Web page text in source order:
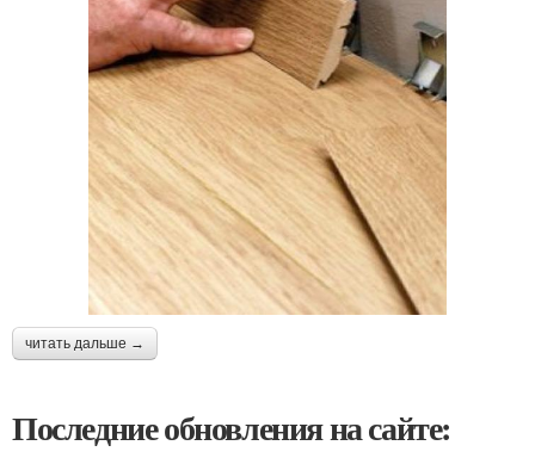
читать дальше →
Последние обновления на сайте: